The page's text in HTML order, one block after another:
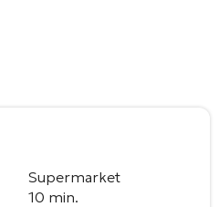
Supermarket
10 min.